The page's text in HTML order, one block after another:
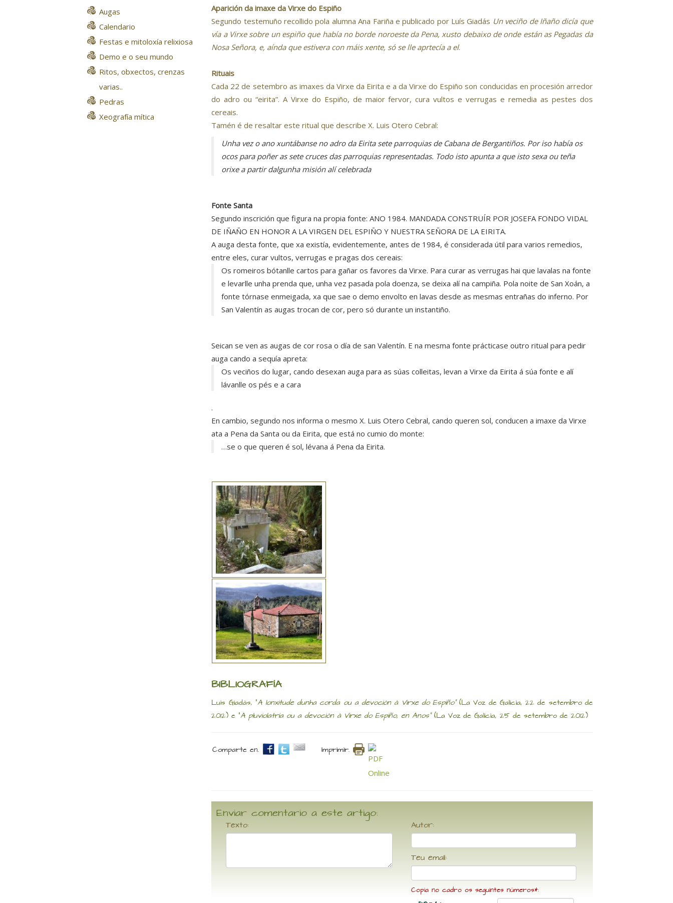
Augas
Calendario
Festas e mitoloxía relixiosa
Demo e o seu mundo
Ritos, obxectos, crenzas
varias..
Pedras
Xeografía mítica
Aparición da imaxe da Virxe do Espiño
Segundo testemuño recollido pola alumna Ana Fariña e publicado por Luís Giadás Un veciño de Iñaño dicía que
vía a Virxe sobre un espiño que había no borde noroeste da Pena, xusto debaixo de onde están as Pegadas da
Nosa Señora, e, aínda que estivera con máis xente, só se lle aprtecía a el.
Rituais
Cada 22 de setembro as imaxes da Virxe da Eirita e a da Virxe do Espiño son conducidas en procesión arredor
do adro ou “eirita”. A Virxe do Espiño, de maior fervor, cura vultos e verrugas e remedia as pestes dos
cereais.
Tamén é de resaltar este ritual que describe X. Luis Otero Cebral:
Unha vez o ano xuntábanse no adro da Eirita sete parroquias de Cabana de Bergantiños. Por iso había os
ocos para poñer as sete cruces das parroquias representadas. Todo isto apunta a que isto sexa ou teña
orixe a partir dalgunha misión alí celebrada
Fonte Santa
Segundo inscrición que figura na propia fonte: ANO 1984. MANDADA CONSTRUÍR POR JOSEFA FONDO VIDAL
DE IÑAÑO EN HONOR A LA VIRGEN DEL ESPIÑO Y NUESTRA SEÑORA DE LA EIRITA.
A auga desta fonte, que xa existía, evidentemente, antes de 1984, é considerada útil para varios remedios,
entre eles, curar vultos, verrugas e pragas dos cereais:
Os romeiros bótanlle cartos para gañar os favores da Virxe. Para curar as verrugas hai que lavalas na fonte
e levarlle unha prenda que, unha vez pasada pola doenza, se deixa alí na campiña. Pola noite de San Xoán, a
fonte tórnase enmeigada, xa que sae o demo envolto en lavas desde as mesmas entrañas do inferno. Por
San Valentín as augas trocan de cor, pero só durante un instantiño.
Seican se ven as augas de cor rosa o día de san Valentín. E na mesma fonte prácticase outro ritual para pedir
auga cando a sequía apreta:
Os veciños do lugar, cando desexan auga para as súas colleitas, levan a Virxe da Eirita á súa fonte e alí
lávanlle os pés e a cara
.
En cambio, segundo nos informa o mesmo X. Luis Otero Cebral, cando queren sol, conducen a imaxe da Virxe
ata a Pena da Santa ou da Eirita, que está no cumio do monte:
…se o que queren é sol, lévana á Pena da Eirita.
BIBLIOGRAFÍA
Luis Giadás, "A lonxitude dunha corda ou a devoción á Virxe do Espiño"(La Voz de Galicia, 22 de setembro de
2012) e "A pluviolatría ou a devoción á Virxe do Espiño, en Anos"(La Voz de Galicia, 25 de setembro de 2012)
Comparte en. Imprimir.
Enviar comentario a este artigo:
Texto: Autor:
Teu email:
Copia no cadro os seguintes números*: